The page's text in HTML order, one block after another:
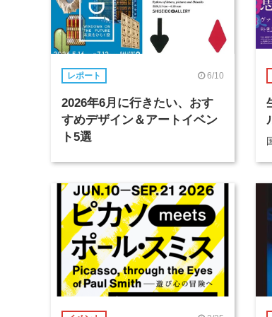
レポート 6/10
2026年6月に行きたい、おす
すめデザイン＆アートイベン
ト5選